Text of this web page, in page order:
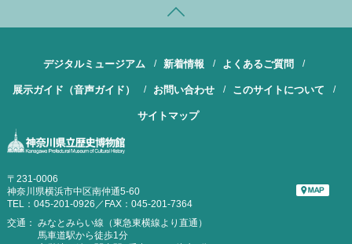
デジタルミュージアム 新着情報 よくあるご質問
展示ガイド（音声ガイド） お問い合わせ このサイトについて
サイトマップ
〒231-0006
神奈川県横浜市中区南仲通5-60
TEL：045-201-0926／FAX：045-201-7364
交通： みなとみらい線（東急東横線より直通）
馬車道駅から徒歩1分